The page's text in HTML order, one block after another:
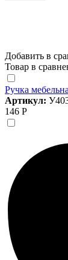
Добавить в
Товар в
Ручка
Артикул:
146 Р